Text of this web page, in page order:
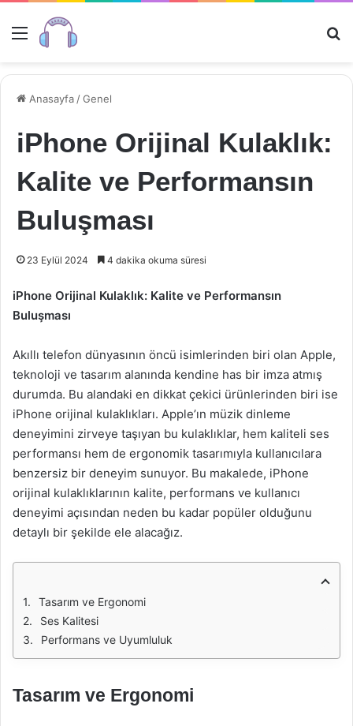
Menü
Anasayfa /Genel
iPhone Orijinal Kulaklık:
Kalite ve Performansın
Buluşması
23 Eylül 2024 4 dakika okuma süresi
iPhone Orijinal Kulaklık: Kalite ve Performansın
Buluşması
Akıllı telefon dünyasının öncü isimlerinden biri olan Apple,
teknoloji ve tasarım alanında kendine has bir imza atmış
durumda. Bu alandaki en dikkat çekici ürünlerinden biri ise
iPhone orijinal kulaklıkları. Apple’ın müzik dinleme
deneyimini zirveye taşıyan bu kulaklıklar, hem kaliteli ses
performansı hem de ergonomik tasarımıyla kullanıcılara
benzersiz bir deneyim sunuyor. Bu makalede, iPhone
orijinal kulaklıklarının kalite, performans ve kullanıcı
deneyimi açısından neden bu kadar popüler olduğunu
detaylı bir şekilde ele alacağız.
Tasarım ve Ergonomi
Ses Kalitesi
Performans ve Uyumluluk
Tasarım ve Ergonomi